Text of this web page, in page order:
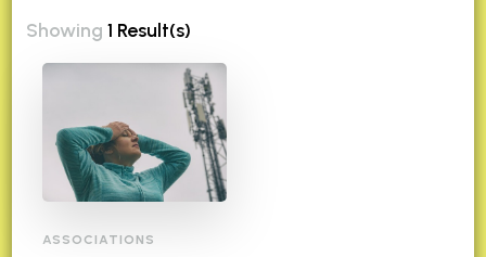
Showing 1 Result(s)
ASSOCIATIONS